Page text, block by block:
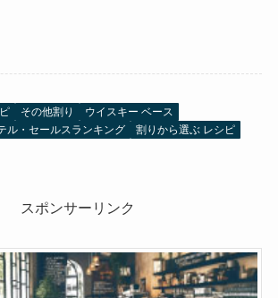
その他割り
ウイスキー ベース
ル・セールスランキング
割りから選ぶ レシピ
スポンサーリンク